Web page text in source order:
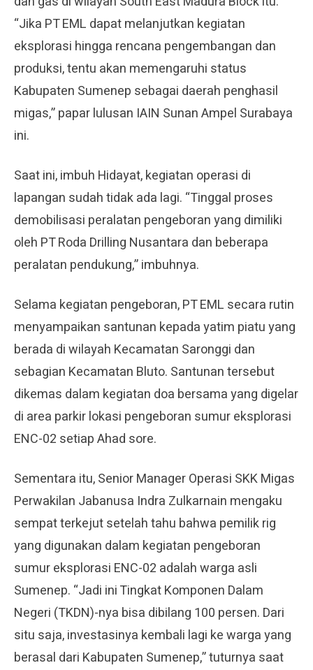
“Jika PT EML dapat melanjutkan kegiatan
eksplorasi hingga rencana pengembangan dan
produksi, tentu akan memengaruhi status
Kabupaten Sumenep sebagai daerah penghasil
migas,” papar lulusan IAIN Sunan Ampel Surabaya
ini.
Saat ini, imbuh Hidayat, kegiatan operasi di
lapangan sudah tidak ada lagi. “Tinggal proses
demobilisasi peralatan pengeboran yang dimiliki
oleh PT Roda Drilling Nusantara dan beberapa
peralatan pendukung,” imbuhnya.
Selama kegiatan pengeboran, PT EML secara rutin
menyampaikan santunan kepada yatim piatu yang
berada di wilayah Kecamatan Saronggi dan
sebagian Kecamatan Bluto. Santunan tersebut
dikemas dalam kegiatan doa bersama yang digelar
di area parkir lokasi pengeboran sumur eksplorasi
ENC-02 setiap Ahad sore.
Sementara itu, Senior Manager Operasi SKK Migas
Perwakilan Jabanusa Indra Zulkarnain mengaku
sempat terkejut setelah tahu bahwa pemilik rig
yang digunakan dalam kegiatan pengeboran
sumur eksplorasi ENC-02 adalah warga asli
Sumenep. “Jadi ini Tingkat Komponen Dalam
Negeri (TKDN)-nya bisa dibilang 100 persen. Dari
situ saja, investasinya kembali lagi ke warga yang
berasal dari Kabupaten Sumenep,” tuturnya saat